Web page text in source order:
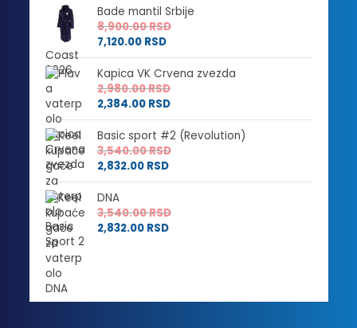
Bade mantil Srbije
8,900.00RSD
7,120.00 RSD
Kapica VK Crvena zvezda
2,980.00RSD
2,384.00 RSD
Basic sport #2 (Revolution)
3,540.00RSD
2,832.00 RSD
DNA
3,540.00RSD
2,832.00 RSD